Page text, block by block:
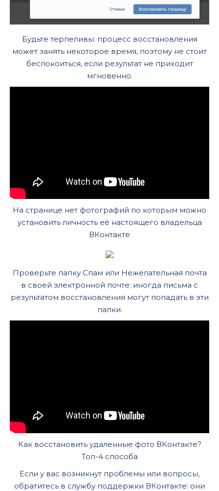
Будьте терпеливы: процесс восстановления
может занять некоторое время, поэтому не стоит
беспокоиться, если результат не приходит
мгновенно.
На странице нет фотографий по которым можно
установить личность её настоящего владельца
ВКонтакте
Проверьте папку Спам или Нежелательная почта
в своей электронной почте: иногда письма с
результатом восстановления могут попадать в эти
папки.
Как восстановить удаленные фото ВКонтакте?
Топ-4 способа
Если у вас возникнут проблемы или вопросы,
обратитесь в службу поддержки ВКонтакте: они